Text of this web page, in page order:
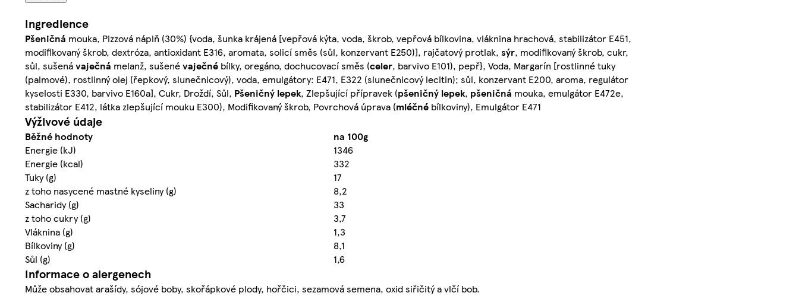
Ingredience
Pšeničná mouka, Pizzová náplň (30%) {voda, šunka krájená [vepřová kýta, voda, škrob, vepřová bílkovina, vláknina hrachová, stabilizátor E451,
modifikovaný škrob, dextróza, antioxidant E316, aromata, solicí směs (sůl, konzervant E250)], rajčatový protlak, sýr, modifikovaný škrob, cukr,
sůl, sušenávaječná melanž, sušenévaječné bílky, oregáno, dochucovací směs (celer, barvivo E101), pepř}, Voda, Margarín [rostlinné tuky
(palmové), rostlinný olej (řepkový, slunečnicový), voda, emulgátory: E471, E322 (slunečnicový lecitin); sůl, konzervant E200, aroma, regulátor
kyselosti E330, barvivo E160a], Cukr, Droždí, Sůl, Pšeničný lepek, Zlepšující přípravek (pšeničný lepek, pšeničná mouka, emulgátor E472e,
stabilizátor E412, látka zlepšující mouku E300), Modifikovaný škrob, Povrchová úprava (mléčné bílkoviny), Emulgátor E471
Výživové údaje
Běžné hodnoty
na 100g
Energie (kJ)
1346
Energie (kcal)
332
Tuky (g)
17
z toho nasycené mastné kyseliny (g)
8,2
Sacharidy (g)
33
z toho cukry (g)
3,7
Vláknina (g)
1,3
Bílkoviny (g)
8,1
Sůl (g)
1,6
Informace o alergenech
Může obsahovat arašídy, sójové boby, skořápkové plody, hořčici, sezamová semena, oxid siřičitý a vlčí bob.